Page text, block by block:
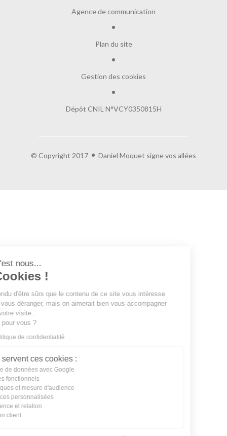
Agence de communication
Plan du site
Gestion des cookies
Dépôt CNIL N°VCY0350815H
© Copyright 2017 Daniel Moquet signe vos allées
Salut c'est nous...
les Cookies !
On a attendu d'être sûrs que le contenu de
ce site vous intéresse avant de vous déranger, mais on aimerait bien
vous accompagner pendant votre visite...
C'est OK pour vous ?
Lire la politique de confidentialité
À quoi servent ces cookies :
Partage de données avec Google
Cookies fonctionnels
Statistiques et mesure d'audience
Annonces personnalisées
Expérience et relation
Relation client